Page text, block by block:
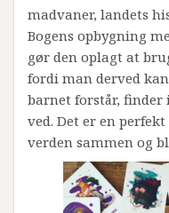
madvaner, landets
Bogens opbygning
gør den oplagt at
fordi man derved
barnet forstår,
ved. Det er en
verden sammen og